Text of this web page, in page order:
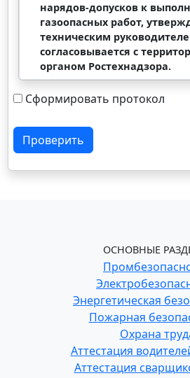
нарядов-допусков к
газоопасных работ,
техническим
согласовывается с
органом Ростехнадзора.
Сформировать протокол
Проверить
ОСНОВНЫЕ
Энергетическая
Пожарная
Охрана
Аттестация
Аттестация